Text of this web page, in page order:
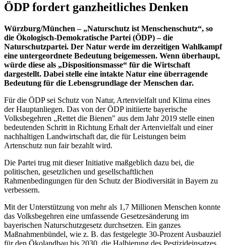
ÖDP fordert ganzheitliches Denken
Würzburg/München – „Naturschutz ist Menschenschutz“, so
die Ökologisch-Demokratische Partei (ÖDP) – die
Naturschutzpartei. Der Natur werde im derzeitigen Wahlkampf
eine untergeordnete Bedeutung beigemessen. Wenn überhaupt,
würde diese als „Dispositionsmasse“ für die Wirtschaft
dargestellt. Dabei stelle eine intakte Natur eine überragende
Bedeutung für die Lebensgrundlage der Menschen dar.
Für die ÖDP sei Schutz von Natur, Artenvielfalt und Klima eines
der Hauptanliegen. Das von der ÖDP initiierte bayerische
Volksbegehren „Rettet die Bienen" aus dem Jahr 2019 stelle einen
bedeutenden Schritt in Richtung Erhalt der Artenvielfalt und einer
nachhaltigen Landwirtschaft dar, die für Leistungen beim
Artenschutz nun fair bezahlt wird.
Die Partei trug mit dieser Initiative maßgeblich dazu bei, die
politischen, gesetzlichen und gesellschaftlichen
Rahmenbedingungen für den Schutz der Biodiversität in Bayern zu
verbessern.
Mit der Unterstützung von mehr als 1,7 Millionen Menschen konnte
das Volksbegehren eine umfassende Gesetzesänderung im
bayerischen Naturschutzgesetz durchsetzen. Ein ganzes
Maßnahmenbündel, wie z. B. das festgelegte 30-Prozent Ausbauziel